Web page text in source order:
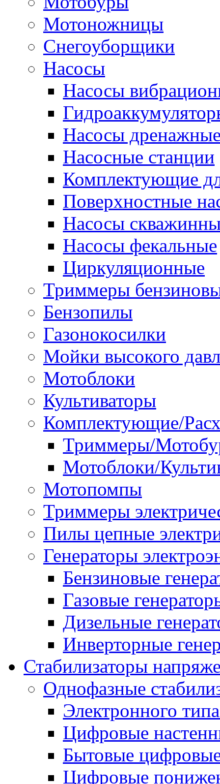
Мотоножницы
Снегоуборщики
Насосы
Насосы
Насосы
Насосные станции
Комплектующие
Поверхностные
Насосы
Насосы фекальные
Циркуляционные
Триммеры
Бензопилы
Газонокосилки
Мойки высокого
Мотоблоки
Культиваторы
Комплектующие/
Триммеры/
Мотоблоки/
Мотопомпы
Триммеры
Пилы цепные
Генераторы
Бензиновые
Газовые
Дизельные
Инверторные
Стабилизаторы
Однофазные
Электронного
Цифровые
Бытовые
Цифровые